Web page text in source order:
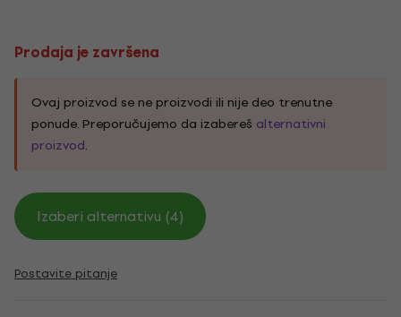
Prodaja je završena
Ovaj proizvod se ne proizvodi ili nije deo trenutne
ponude. Preporučujemo da izabereš alternativni
proizvod.
Izaberi alternativu (4)
Postavite pitanje